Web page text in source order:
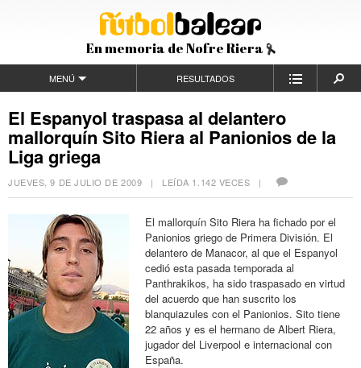
En memoria de Nofre Riera
MENÚ RESULTADOS
El Espanyol traspasa al delantero
mallorquín Sito Riera al Panionios de la
Liga griega
JUEVES, 9 DE JULIO DE 2009 | LEÍDA 1.142 VECES |
El mallorquín Sito Riera ha fichado por el
Panionios griego de Primera División. El
delantero de Manacor, al que el Espanyol
cedió esta pasada temporada al
Panthrakikos, ha sido traspasado en virtud
del acuerdo que han suscrito los
blanquiazules con el Panionios. Sito tiene
22 años y es el hermano de Albert Riera,
jugador del Liverpool e internacional con
España.